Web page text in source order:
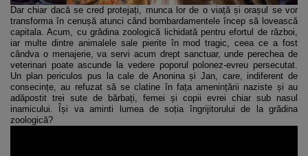
Dar chiar dacă se cred protejați, munca lor de o viață și orașul se vor
transforma în cenușă atunci când bombardamentele încep să lovească
capitala. Acum, cu grădina zoologică lichidată pentru efortul de război,
iar multe dintre animalele sale pierite în mod tragic, ceea ce a fost
cândva o menajerie, va servi acum drept sanctuar, unde perechea de
veterinari poate ascunde la vedere poporul polonez-evreu persecutat.
Un plan periculos pus la cale de Anonina și Jan, care, indiferent de
consecințe, au refuzat să se clatine în fața amenințării naziste și au
adăpostit trei sute de bărbați, femei și copii evrei chiar sub nasul
inamicului. Își va aminti lumea de soția îngrijitorului de la grădina
zoologică?